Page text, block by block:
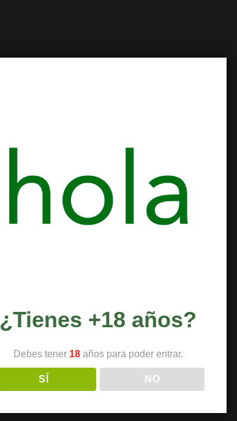
¿Tienes +18 años?
Debes tener 18años para poder entrar.
SÍ NO